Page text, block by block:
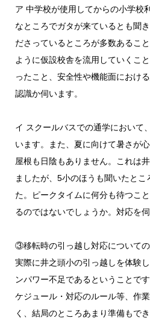
ア 中学校が使用してからの小学校
なところでガタが来ているとも聞
ださっているところが多数あるこ
ように仮設校舎を流用していくこ
ったこと、安全性や機能面におけ
認識か伺います。
イ スクールバスでの通学において
います。また、夏に向けて暑さが
屋根も日陰もありません。これは
ましたが、5小のほうも聞いたと
た。ピークタイムに何分も待つこ
るのではないでしょうか。対応を伺
③移転時の引っ越し対応について
実際に井之頭小の引っ越しを体験
ンパワー不足であるということで
ケジュール・対応のルール等、作
く、結局のところあまり準備もで